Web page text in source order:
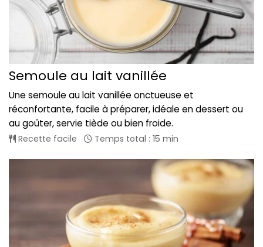
Semoule au lait vanillée
Une semoule au lait vanillée onctueuse et
réconfortante, facile à préparer, idéale en dessert ou
au goûter, servie tiède ou bien froide.
Recette facile Temps total : 15 min